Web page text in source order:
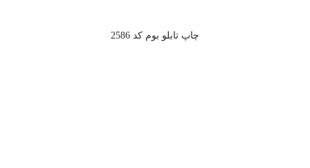
چاپ تابلو بوم کد 2586